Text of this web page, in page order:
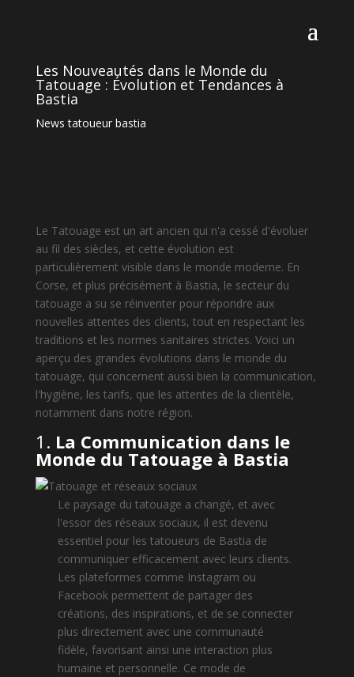
Les Nouveautés dans le Monde du
Tatouage : Évolution et Tendances à
Bastia
News tatoueur bastia
Le Tatouage est un art ancien qui n'a cessé d'évoluer
au fil des siècles, et cette évolution est
particulièrement visible dans le monde moderne. En
Corse, et plus précisément à Bastia, le secteur du
tatouage a su se réinventer pour répondre aux
nouvelles attentes des clients, tout en respectant les
traditions et les normes sanitaires strictes. Voici un
aperçu des grandes évolutions dans le monde du
tatouage, qui concernent aussi bien la communication,
l'hygiène, les tarifs, que les attentes de la clientèle,
notamment dans notre région.
1. La Communication dans le
Monde du Tatouage à Bastia
Le paysage du tatouage a changé, et avec
l'essor des réseaux sociaux, il est devenu
essentiel pour les tatoueurs de Bastia de
communiquer efficacement avec leurs clients.
Les plateformes comme Instagram ou
Facebook permettent de partager des
créations, des inspirations, et de se connecter
plus directement avec une communauté
fidèle, favorisant ainsi une interaction plus
humaine et personnelle. Ce mode de